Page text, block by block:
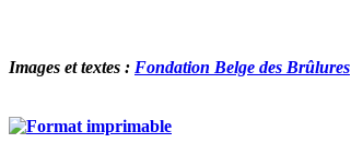
Images et textes : Fondation Belge des Brûlures